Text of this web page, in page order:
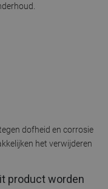
dofheid en corrosie
het verwijderen
product worden